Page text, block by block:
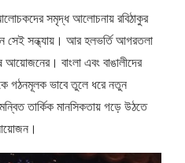
সমৃদ্ধ আলোচনায় রবিঠাকুর
সেই সন্ধ্যায়। আর হলভর্তি আগরতলা
আয়োজনের। বাংলা এবং বাঙালীদের
গঠনমূলক ভাবে তুলে ধরে নতুন
তার্কিক মানসিকতায় গড়ে উঠতে